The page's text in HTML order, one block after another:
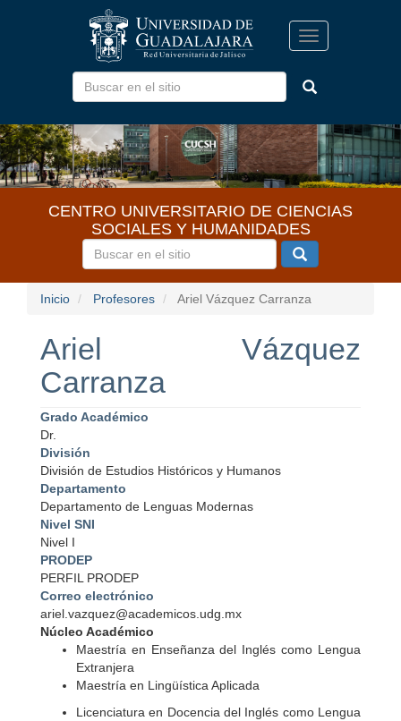
Toggle
navigation
CENTRO UNIVERSITARIO DE CIENCIAS
SOCIALES Y HUMANIDADES
Inicio Profesores Ariel Vázquez Carranza
Ariel Vázquez
Carranza
Grado Académico
Dr.
División
División de Estudios Históricos y Humanos
Departamento
Departamento de Lenguas Modernas
Nivel SNI
Nivel I
PRODEP
PERFIL PRODEP
Correo electrónico
ariel.vazquez@academicos.udg.mx
Núcleo Académico
Maestría en Enseñanza del Inglés como Lengua
Extranjera
Maestría en Lingüística Aplicada
Licenciatura en Docencia del Inglés como Lengua